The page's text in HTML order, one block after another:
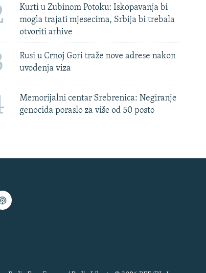
Kurti u Zubinom Potoku: Iskopavanja bi
mogla trajati mjesecima, Srbija bi trebala
otvoriti arhive
Rusi u Crnoj Gori traže nove adrese nakon
uvođenja viza
Memorijalni centar Srebrenica: Negiranje
genocida poraslo za više od 50 posto